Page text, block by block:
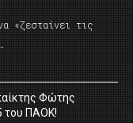
«ζεσταίνει τις
Φώτης
του ΠΑΟΚ!